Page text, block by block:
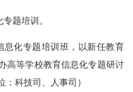
题培训。
化专题培训班，以新任教育
高等学校教育信息化专题研讨
科技司、人事司）